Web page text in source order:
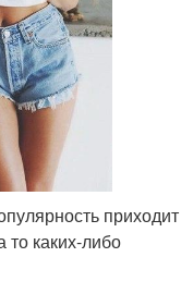
приходит
то каких-либо